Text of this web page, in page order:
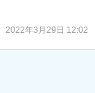
2022年3月29日 12:02